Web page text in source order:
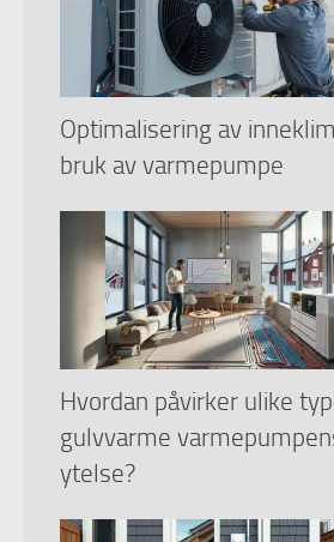
Optimalisering av
bruk av varmepumpe
Hvordan påvirker ulike
gulvvarme
ytelse?